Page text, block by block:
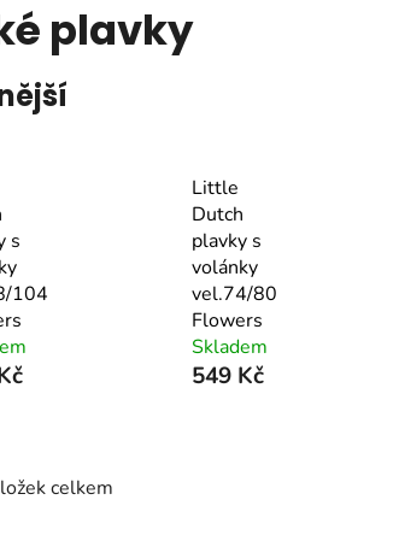
plavky
s
104
Little
Dutch
plavky s
volánky
vel.74/80
Flowers
Skladem
549 Kč
celkem